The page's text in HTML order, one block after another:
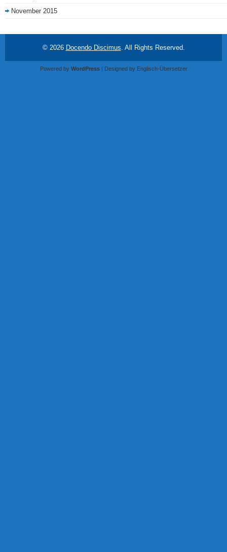
November 2015
© 2026 Docendo Discimus. All Rights Reserved.
Powered by WordPress| Designed by Englisch-Übersetzer